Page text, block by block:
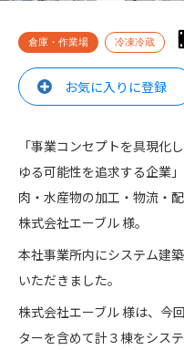
倉庫・作業場 冷凍冷蔵
お気に入りに登録
「事業コンセプトを具現化
ゆる可能性を追求する企業
肉・水産物の加工・物流・
株式会社エーブル 様。
本社事業所内にシステム建
いただきました。
株式会社エーブル 様は、今
ターを含めて計３棟をシス